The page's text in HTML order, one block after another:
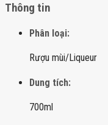
Thông tin
Phân loại:
Rượu mùi/Liqueur
Dung tích:
700ml